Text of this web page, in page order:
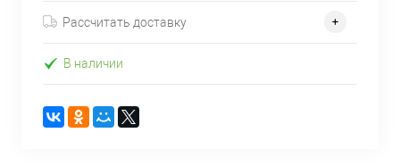
Рассчитать доставку
В наличии